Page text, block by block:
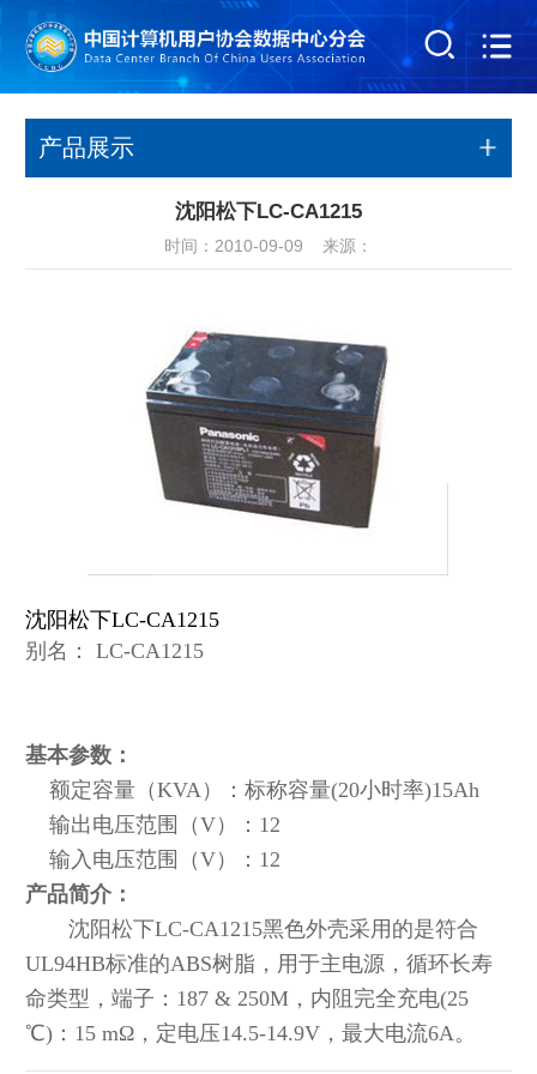
产品展示
沈阳松下LC-CA1215
时间：2010-09-09 来源：
沈阳松下LC-CA1215
别名： LC-CA1215
基本参数：
额定容量（KVA）：标称容量(20小时率)15Ah
输出电压范围（V）：12
输入电压范围（V）：12
产品简介：
沈阳松下LC-CA1215黑色外壳采用的是符合
UL94HB标准的ABS树脂，用于主电源，循环长寿
命类型，端子：187 & 250M，内阻完全充电(25
℃)：15 mΩ，定电压14.5-14.9V，最大电流6A。